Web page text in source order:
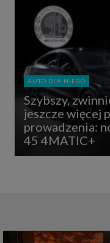
AUTO DLA NIEGO
Szybszy,
jeszcze więcej
prowadzenia:
45 4MATIC+